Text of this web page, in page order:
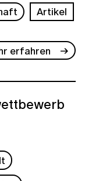
Artikel
erfahren